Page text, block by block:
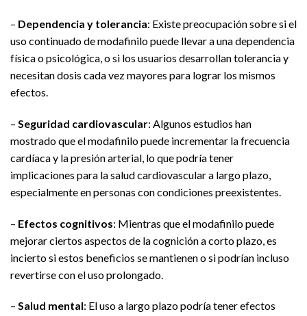
– Dependencia y tolerancia: Existe preocupación sobre si el
uso continuado de modafinilo puede llevar a una dependencia
física o psicológica, o si los usuarios desarrollan tolerancia y
necesitan dosis cada vez mayores para lograr los mismos
efectos.
– Seguridad cardiovascular: Algunos estudios han
mostrado que el modafinilo puede incrementar la frecuencia
cardíaca y la presión arterial, lo que podría tener
implicaciones para la salud cardiovascular a largo plazo,
especialmente en personas con condiciones preexistentes.
– Efectos cognitivos: Mientras que el modafinilo puede
mejorar ciertos aspectos de la cognición a corto plazo, es
incierto si estos beneficios se mantienen o si podrían incluso
revertirse con el uso prolongado.
– Salud mental: El uso a largo plazo podría tener efectos